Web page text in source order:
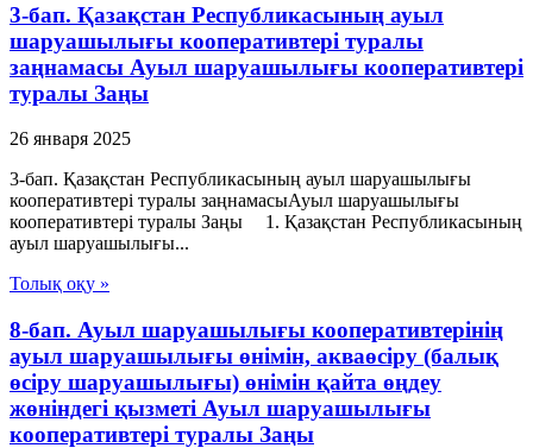
3-бап. Қазақстан Республикасының ауыл
шаруашылығы кооперативтері туралы
заңнамасы Ауыл шаруашылығы кооперативтері
туралы Заңы
26 января 2025
3-бап. Қазақстан Республикасының ауыл шаруашылығы
кооперативтері туралы заңнамасыАуыл шаруашылығы
кооперативтері туралы Заңы 1. Қазақстан Республикасының
ауыл шаруашылығы...
Толық оқу »
8-бап. Ауыл шаруашылығы кооперативтерінің
ауыл шаруашылығы өнімін, акваөсіру (балық
өсіру шаруашылығы) өнімін қайта өңдеу
жөніндегі қызметі Ауыл шаруашылығы
кооперативтері туралы Заңы